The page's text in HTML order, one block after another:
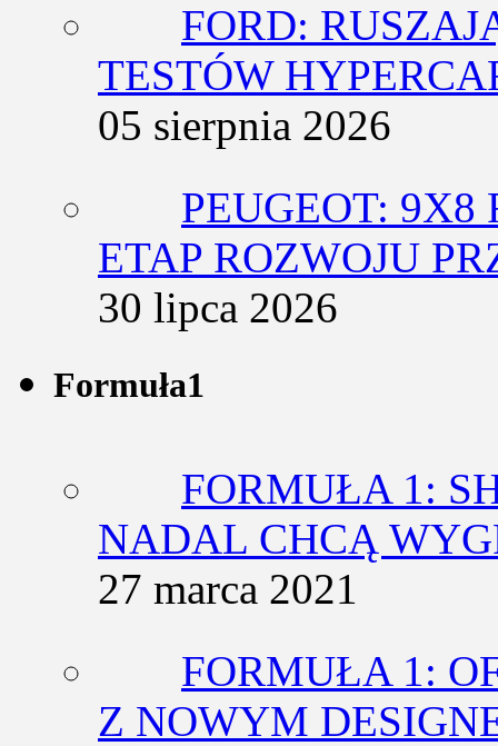
FORD:
TESTÓW
05 sierpnia 2026
PEUGEOT: 9X8
ETAP ROZWOJU
30 lipca 2026
Formuła1
FORMUŁA 1:
NADAL CHCĄ
27 marca 2021
FORMUŁA 1:
Z NOWYM